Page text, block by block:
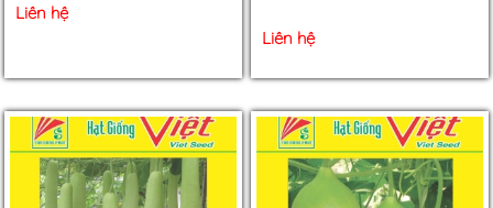
Liên hệ
Liên hệ